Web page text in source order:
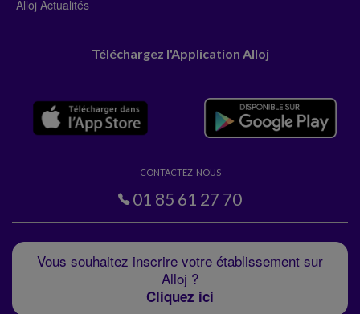
Alloj Actualités
Téléchargez l'Application Alloj
CONTACTEZ-NOUS
01 85 61 27 70
Vous souhaitez inscrire votre établissement sur
Alloj ?
Cliquez ici